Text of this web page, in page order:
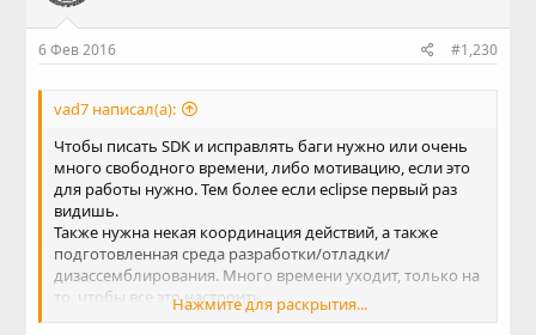
6 Фев 2016 #1,230
vad7 написал(а):
Чтобы писать SDK и исправлять баги нужно или очень
много свободного времени, либо мотивацию, если это
для работы нужно. Тем более если eclipse первый раз
видишь.
Также нужна некая координация действий, а также
подготовленная среда разработки/отладки/
дизассемблирования. Много времени уходит, только на
то, чтобы все это настроить.
У меня вот на одном компе UDK поставился, а на другом
Нажмите для раскрытия...